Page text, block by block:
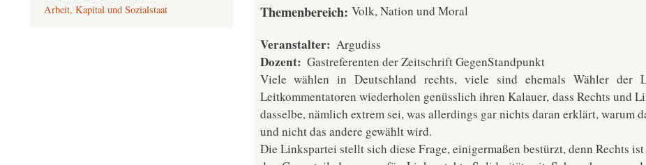
Themenbereich Volk, Nation und Moral
Veranstalter Argudiss
Dozent
Gastreferenten der Zeitschrift GegenStandpunkt
Viele wählen in Deutschland rechts, viele sind ehemals Wähler der
Leitkommentatoren wiederholen genüsslich ihren Kalauer, dass Rechts und
dasselbe, nämlich extrem sei, was allerdings gar nichts daran erklärt, warum
und nicht das andere gewählt wird.
Die Linkspartei stellt sich diese Frage, einigermaßen bestürzt, denn Rechts
Arbeit, Kapital und Sozialstaat